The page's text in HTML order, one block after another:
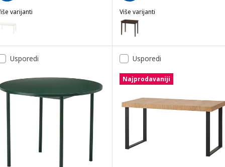
varijanti
TONSTAD, Stol, krem, 150x80 cm
Više varijanti
NÄSINGE
Mogućnost: NÄSINGE, Stol,
Usporedi Usporedi
Najprodavaniji